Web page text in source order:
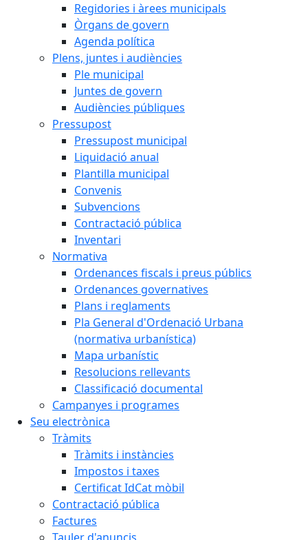
Regidories i àrees municipals
Òrgans de govern
Agenda política
Plens, juntes i audiències
Ple municipal
Juntes de govern
Audiències públiques
Pressupost
Pressupost municipal
Liquidació anual
Plantilla municipal
Convenis
Subvencions
Contractació pública
Inventari
Normativa
Ordenances fiscals i preus públics
Ordenances governatives
Plans i reglaments
Pla General d'Ordenació Urbana
(normativa urbanística)
Mapa urbanístic
Resolucions rellevants
Classificació documental
Campanyes i programes
Seu electrònica
Tràmits
Tràmits i instàncies
Impostos i taxes
Certificat IdCat mòbil
Contractació pública
Factures